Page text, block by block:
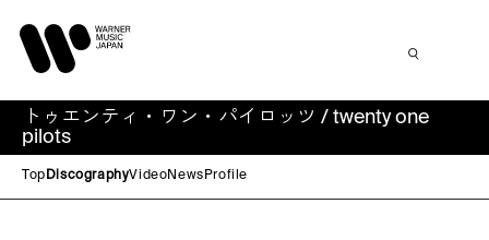
トゥエンティ・ワン・パイロッツ / twenty one
pilots
Top DiscographyVideoNews Profile